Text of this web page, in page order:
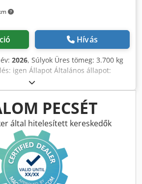
Hívás
2026, Súlyok Üres tömeg: 3.700 kg
igen Állapot Általános állapot:
nagyon jó Esztétikai állapot:
Abvs Ajr Azonosítás
információk Alkalmas a
33-50 tonnás Szállítási feltételek: EXW
További információk További
Ö. Inalkac-hoz.
PECSÉT
által hitelesített kereskedők